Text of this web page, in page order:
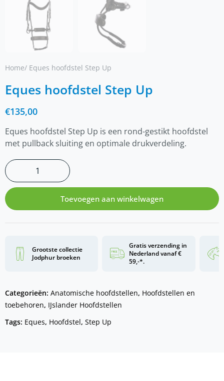
Home/ Eques hoofdstel Step Up
Eques hoofdstel Step Up
€135,00
Eques hoofdstel Step Up is een rond-gestikt hoofdstel
met pullback sluiting en optimale drukverdeling.
Toevoegen aan winkelwagen
Grootste collectie
Jodphur broeken
Gratis verzending in
Nederland vanaf €
59,-*.
Categorieën: Anatomische hoofdstellen, Hoofdstellen en
toebehoren, IJslander Hoofdstellen
Tags: Eques, Hoofdstel, Step Up